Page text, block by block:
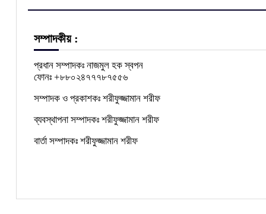
সম্পাদকীয় :
প্রধান সম্পাদকঃ নাজমুল হক স্বপন
ফোনঃ +৮৮০২৪৭৭৭৮৭৫৫৬
সম্পাদক ও প্রকাশকঃ শরীফুজ্জামান শরীফ
ব্যবস্থাপনা সম্পাদকঃ শরীফুজ্জামান শরীফ
বার্তা সম্পাদকঃ শরীফুজ্জামান শরীফ